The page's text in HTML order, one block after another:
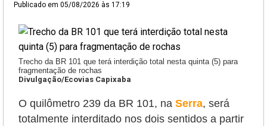
Publicado em 05/08/2026 às 17:19
Trecho da BR 101 que terá interdição total nesta quinta (5) para
fragmentação de rochas
Divulgação/Ecovias Capixaba
O quilômetro 239 da BR 101, na Serra, será
totalmente interditado nos dois sentidos a partir